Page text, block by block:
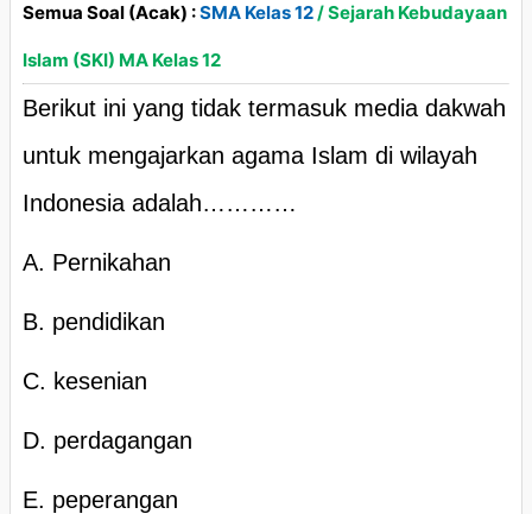
Semua Soal (Acak) :SMA Kelas 12/ Sejarah Kebudayaan
Islam (SKI) MA Kelas 12
Berikut ini yang tidak termasuk media dakwah
untuk mengajarkan agama Islam di wilayah
Indonesia adalah…………
A. Pernikahan
B. pendidikan
C. kesenian
D. perdagangan
E. peperangan